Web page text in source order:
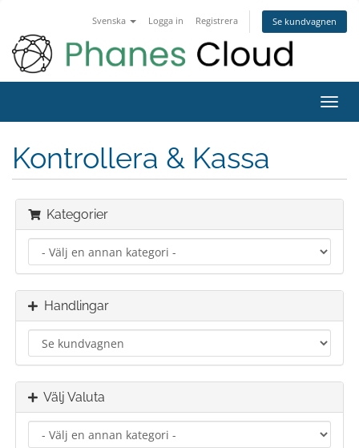
Svenska Logga in Registrera Se kundvagnen
Kontrollera & Kassa
Kategorier
Handlingar
Välj Valuta